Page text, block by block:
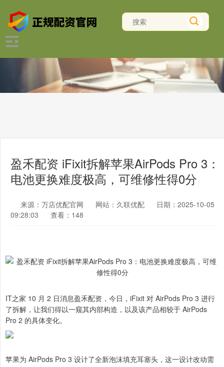
盈禾配资 iFixit拆解苹果AirPods Pro 3：
电池更换难度极高，可维修性得0分
来源：万店优配官网 网站：久联优配
日期：2025-10-05
09:28:03
查看：148
IT之家 10 月 2 日消息盈禾配资，今日，iFixit 对 AirPods Pro 3 进行
了拆解，让我们得以一窥其内部构造，以及该产品相较于 AirPods
Pro 2 的具体变化。
苹果为 AirPods Pro 3 设计了全新泡沫填充耳塞头，这一设计改动需